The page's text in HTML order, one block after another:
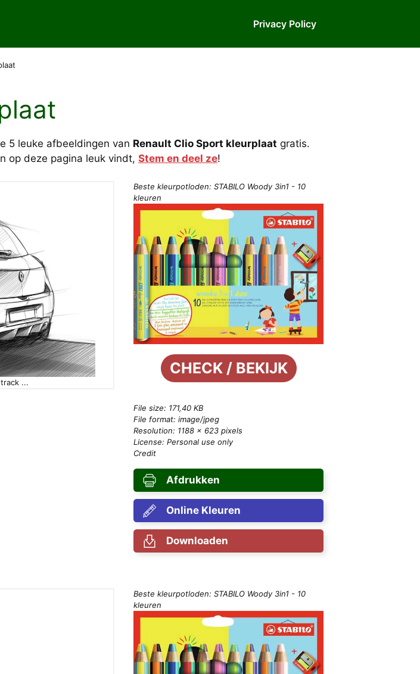
Privacy Policy
5 leuke afbeeldingen van Renault Clio Sport kleurplaat gratis.
op deze pagina leuk vindt, Stem en deel ze!
...
Beste kleurpotloden: STABILO Woody 3in1 - 10
kleuren
CHECK / BEKIJK
File size: 171,40 KB
File format: image/jpeg
Resolution: 1188 × 623 pixels
License: Personal use only
Credit
Afdrukken
Online Kleuren
Downloaden
Beste kleurpotloden: STABILO Woody 3in1 - 10
kleuren